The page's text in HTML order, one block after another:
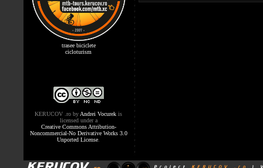
trasee biciclete
cicloturism
KERUCOV .ro by Andrei Vocurek is
licensed under a
Creative Commons Attribution-
Noncommercial-No Derivative Works 3.0
Unported License